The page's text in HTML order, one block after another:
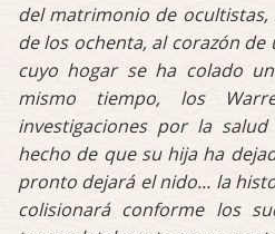
del matrimonio de ocultistas,
de los ochenta, al corazón
cuyo hogar se ha colado
mismo tiempo, los
investigaciones por la
hecho de que su hija ha
pronto dejará el nido... la
colisionará conforme los